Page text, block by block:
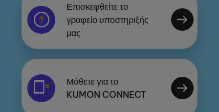
Επισκεφθείτε το
γραφείο υποστηριξής
μας
Μάθετε για το
KUMON CONNECT